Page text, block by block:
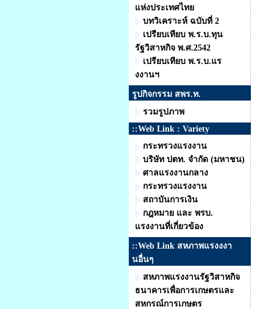
แห่งประเทศไทย
บทวิเคราะห์ ฉบับที่ 2
เปรียบเทียบ พ.ร.บ.ทุน
รัฐวิสาหกิจ พ.ศ.2542
เปรียบเทียบ พ.ร.บ.แร
งงานฯ
รูปกิจกรรม สพร.ท.
รวมรูปภาพ
::Web Link : Variety
กระทรวงแรงงาน
บริษัท ปตท. จำกัด (มหาชน)
ศาลแรงงานกลาง
กระทรวงแรงงาน
สถาบันการเงิน
กฎหมาย และ พรบ.
แรงงานที่เกี่ยวข้อง
::Web Link สหภาพแรงงงา
นอื่นๆ
สหภาพแรงงานรัฐวิสาหกิจ
ธนาคารเพื่อการเกษตรและ
สหกรณ์การเกษตร